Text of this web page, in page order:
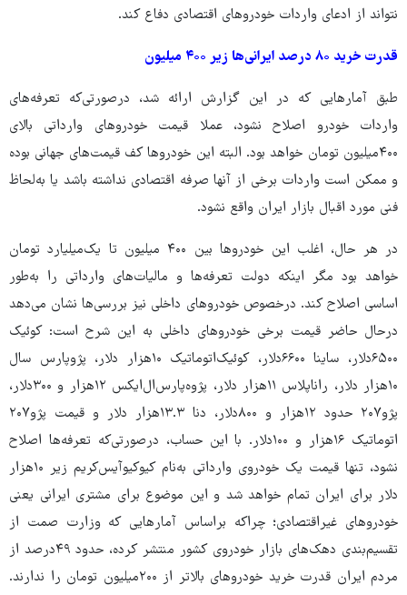
نتواند از ادعای واردات خودروهای اقتصادی دفاع کند.
قدرت خرید ۸۰ درصد ایرانی‌ها زیر ۴۰۰ میلیون
طبق آمارهایی که در این گزارش ارائه شد، درصورتی‌که تعرفه‌های
واردات خودرو اصلاح نشود، عملا قیمت خودروهای وارداتی بالای
۴۰۰میلیون تومان خواهد بود. البته این خودروها کف قیمت‌های جهانی بوده
و ممکن است واردات برخی از آنها صرفه اقتصادی نداشته باشد یا به‌لحاظ
فنی مورد اقبال بازار ایران واقع نشود.
در هر حال، اغلب این خودروها بین ۴۰۰ میلیون تا یک‌میلیارد تومان
خواهد بود مگر اینکه دولت تعرفه‌ها و مالیات‌های وارداتی را به‌طور
اساسی اصلاح کند. درخصوص خودروهای داخلی نیز بررسی‌ها نشان می‌دهد
درحال حاضر قیمت برخی خودروهای داخلی به این شرح است: کوئیک
۶۵۰۰دلار، ساینا ۶۶۰۰دلار، کوئیک‌اتوماتیک ۱۰هزار دلار، پژوپارس سال
۱۰هزار دلار، راناپلاس ۱۱هزار دلار، پژوه‌پارس‌ال‌ایکس ۱۲هزار و ۳۰۰دلار،
پژو۲۰۷ حدود ۱۲هزار و ۸۰۰دلار، دنا ۱۳.۳هزار دلار و قیمت پژو۲۰۷
اتوماتیک ۱۶هزار و ۱۰۰دلار. با این حساب، درصورتی‌که تعرفه‌ها اصلاح
نشود، تنها قیمت یک خودروی وارداتی به‌نام کیوکیوآیس‌کریم زیر ۱۰هزار
دلار برای ایران تمام خواهد شد و این موضوع برای مشتری ایرانی یعنی
خودروهای غیراقتصادی؛ چراکه براساس آمارهایی که وزارت صمت از
تقسیم‌بندی دهک‌های بازار خودروی کشور منتشر کرده، حدود ۴۹درصد از
مردم ایران قدرت خرید خودروهای بالاتر از ۲۰۰میلیون تومان را ندارند.